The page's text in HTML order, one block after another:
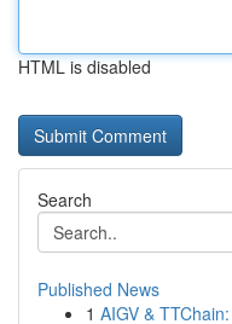
HTML is disabled
Search
Published News
1 AIGV &